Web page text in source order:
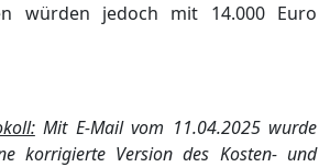
würden jedoch mit 14.000 Euro
Mit E-Mail vom 11.04.2025 wurde
korrigierte Version des Kosten- und